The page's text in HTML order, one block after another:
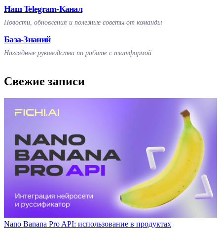
Наш Telegram-Канал
Новости, обновления и полезные советы от команды
База-Знаний
Наглядные руководства по работе с платформой
Свежие записи
Nano Banana Pro API: использование в продуктах